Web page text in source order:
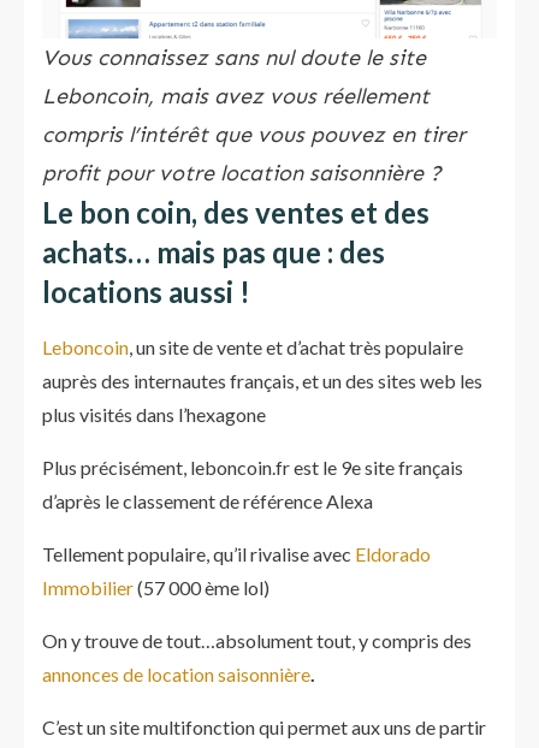
Vous connaissez sans nul doute le site
Leboncoin, mais avez vous réellement
compris l’intérêt que vous pouvez en tirer
profit pour votre location saisonnière ?
Le bon coin, des ventes et des
achats… mais pas que : des
locations aussi !
Leboncoin, un site de vente et d’achat très populaire
auprès des internautes français, et un des sites web les
plus visités dans l’hexagone
Plus précisément, leboncoin.fr est le 9e site français
d’après le classement de référence Alexa
Tellement populaire, qu’il rivalise avec Eldorado
Immobilier(57 000 ème lol)
On y trouve de tout…absolument tout, y compris des
annonces de location saisonnière.
C’est un site multifonction qui permet aux uns de partir